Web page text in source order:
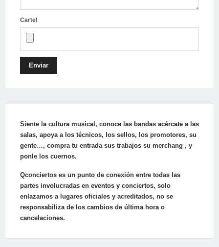
Cartel
Enviar
Siente la cultura musical, conoce las bandas acércate a las
salas, apoya a los técnicos, los sellos, los promotores, su
gente…, compra tu entrada sus trabajos su merchang , y
ponle los cuernos.
Qconciertos es un punto de conexión entre todas las
partes involucradas en eventos y conciertos, solo
enlazamos a lugares oficiales y acreditados, no se
responsabiliza de los cambios de última hora o
cancelaciones.